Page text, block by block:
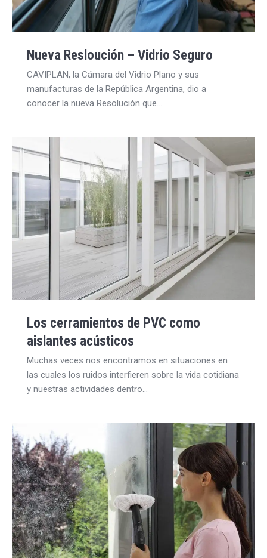
Nueva Resloución – Vidrio Seguro
CAVIPLAN, la Cámara del Vidrio Plano y sus
manufacturas de la República Argentina, dio a
conocer la nueva Resolución que…
Los cerramientos de PVC como
aislantes acústicos
Muchas veces nos encontramos en situaciones en
las cuales los ruidos interfieren sobre la vida cotidiana
y nuestras actividades dentro…